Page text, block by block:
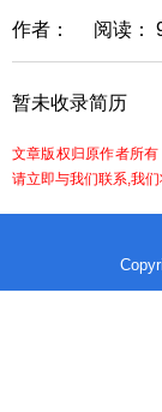
作者： 阅读
暂未收录简历
文章版权归原作者所
请立即与我们联系,我们